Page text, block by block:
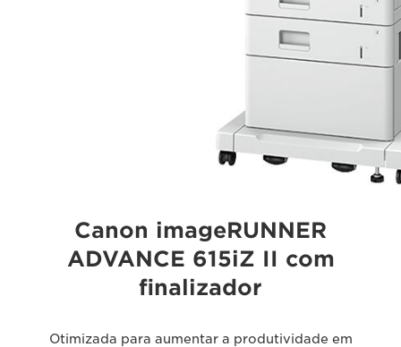
Canon imageRUNNER
ADVANCE 615iZ II com
finalizador
Otimizada para aumentar a produtividade em